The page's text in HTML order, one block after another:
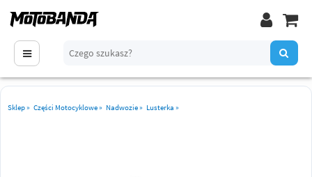
Sklep» Części Motocyklowe» Nadwozie» Lusterka »